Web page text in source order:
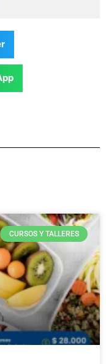
CURSOS Y TALLERES